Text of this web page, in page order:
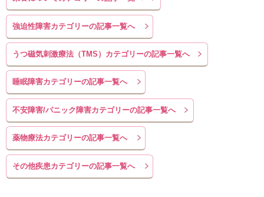
強迫性障害カテゴリーの記事一覧へ
うつ磁気刺激療法（TMS）カテゴリーの記事一覧へ
睡眠障害カテゴリーの記事一覧へ
不安障害/パニック障害カテゴリーの記事一覧へ
薬物療法カテゴリーの記事一覧へ
その他疾患カテゴリーの記事一覧へ